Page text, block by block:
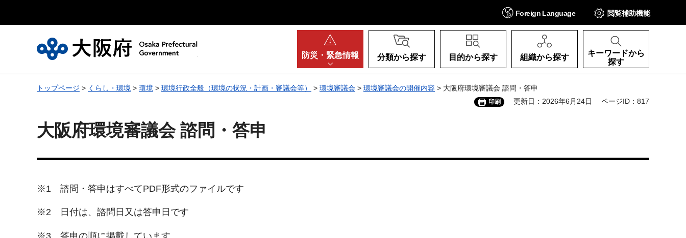
Foreign Language 閲覧補助機能
防災・ 緊急情報 分類から探す 目的から探す 組織から探す
キーワードから
探す
トップページ > くらし・環境 > 環境 > 環境行政全般（環境の状況・計画・審議会等） > 環境審議会 > 環境審議会の開催内容 > 大阪府環境審議会 諮問・答申
印刷 更新日：2026年6月24日 ページID：817
大阪府環境審議会 諮問・答申
※1 諮問・答申はすべてPDF形式のファイルです
※2 日付は、諮問日又は答申日です
※3 答申の順に掲載しています